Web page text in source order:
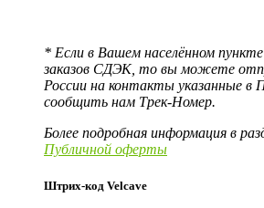
* Если в Вашем населённом
заказов СДЭК, то вы можете
России на контакты указанные в
сообщить нам Трек-Номер.
Более подробная информация в
Публичной оферты
Штрих-код Velcave